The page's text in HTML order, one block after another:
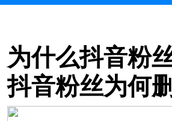
为什么抖音粉
抖音粉丝为何